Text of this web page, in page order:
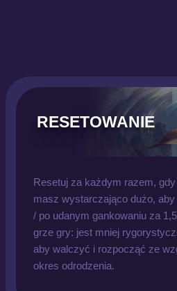
RESETOWANIE
Resetuj za każdym razem,
masz wystarczająco dużo, aby
/ po udanym gankowaniu za
grze gry: jest mniej
aby walczyć i rozpocząć ze
okres odrodzenia.